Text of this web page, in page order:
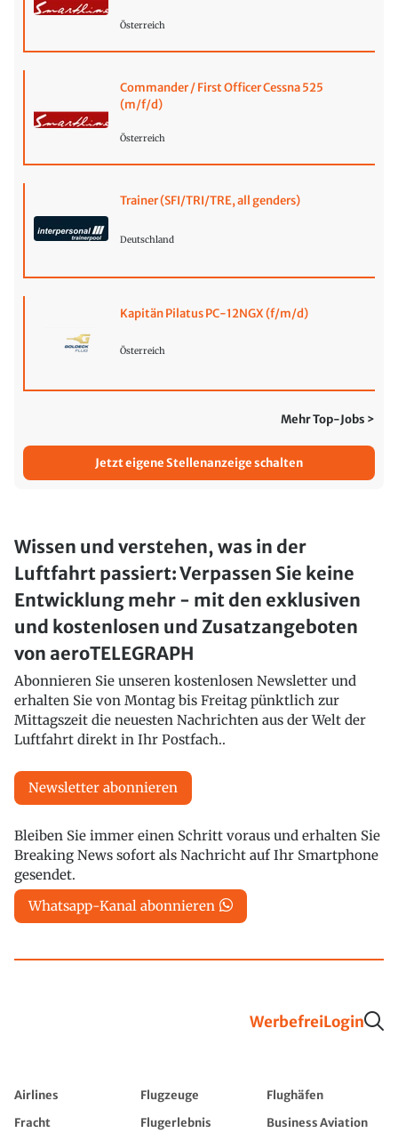
Österreich
Commander / First Officer Cessna 525
(m/f/d)
Österreich
Trainer (SFI/TRI/TRE, all genders)
Deutschland
Kapitän Pilatus PC-12NGX (f/m/d)
Österreich
Mehr Top-Jobs >
Jetzt eigene Stellenanzeige schalten
Wissen und verstehen, was in der
Luftfahrt passiert: Verpassen Sie keine
Entwicklung mehr - mit den exklusiven
und kostenlosen und Zusatzangeboten
von aeroTELEGRAPH
Abonnieren Sie unseren kostenlosen Newsletter und
erhalten Sie von Montag bis Freitag pünktlich zur
Mittagszeit die neuesten Nachrichten aus der Welt der
Luftfahrt direkt in Ihr Postfach..
Newsletter abonnieren
Bleiben Sie immer einen Schritt voraus und erhalten Sie
Breaking News sofort als Nachricht auf Ihr Smartphone
gesendet.
Whatsapp-Kanal abonnieren
WerbefreiLogin
Airlines Flugzeuge
Flughäfen
Fracht
Flugerlebnis
Business Aviation